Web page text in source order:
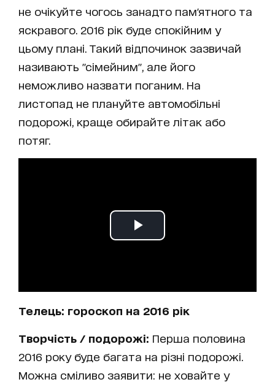
не очікуйте чогось занадто пам'ятного та
яскравого. 2016 рік буде спокійним у
цьому плані. Такий відпочинок зазвичай
називають "сімейним", але його
неможливо назвати поганим. На
листопад не плануйте автомобільні
подорожі, краще обирайте літак або
потяг.
Телець: гороскоп на 2016 рік
Творчість / подорожі: Перша половина
2016 року буде багата на різні подорожі.
Можна сміливо заявити: не ховайте у